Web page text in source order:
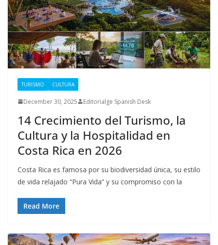
TURISMO CULTURA
December 30, 2025 Editorialge Spanish Desk
14 Crecimiento del Turismo, la
Cultura y la Hospitalidad en
Costa Rica en 2026
Costa Rica es famosa por su biodiversidad única, su estilo
de vida relajado “Pura Vida” y su compromiso con la
Read More